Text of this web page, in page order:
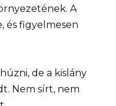
A
és figyelmesen
de a kislány
Nem sírt, nem